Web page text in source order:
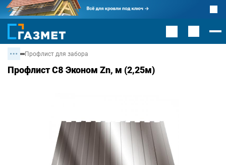
Профлист для забора
Профлист С8 Эконом Zn, м (2,25м)